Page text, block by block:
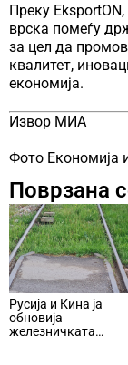
Преку EksportON,
врска помеѓу
за цел да
квалитет,
економија.
Извор МИА
Фото Економија
Поврзана
Русија и Кина ја
обновија
железничката